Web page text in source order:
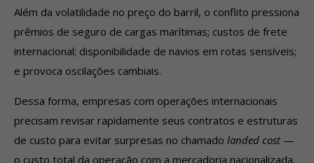
Além da volatilidade no preço do barril, o conflito pressiona
prêmios de seguro de cargas marítimas; custos de frete
internacional; disponibilidade de navios em rotas sensíveis;
e provoca oscilações cambiais.
Dessa forma, empresas com operações internacionais
precisam revisar rapidamente seus contratos e estruturas
de custo para evitar surpresas no chamado landed cost—
o custo total da operação com a mercadoria nacionalizada.